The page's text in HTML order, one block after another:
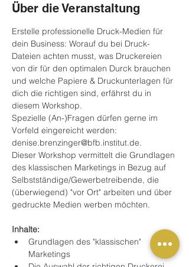
Über die Veranstaltung
Erstelle professionelle Druck-Medien für
dein Business: Worauf du bei Druck-
Dateien achten musst, was Druckereien
von dir für den optimalen Durck brauchen
und welche Papiere & Druckunterlagen für
dich die richtigen sind, erfährst du in
diesem Workshop.
Spezielle (An-)Fragen dürfen gerne im
Vorfeld eingereicht werden:
denise.brenzinger@bfb.institut.de.
Dieser Workshop vermittelt die Grundlagen
des klassischen Marketings in Bezug auf
Selbstständige/Gewerbetreibende, die
(überwiegend) "vor Ort" arbeiten und über
gedruckte Medien werben möchten.
Inhalte:
Grundlagen des "klassischen"
Marketings